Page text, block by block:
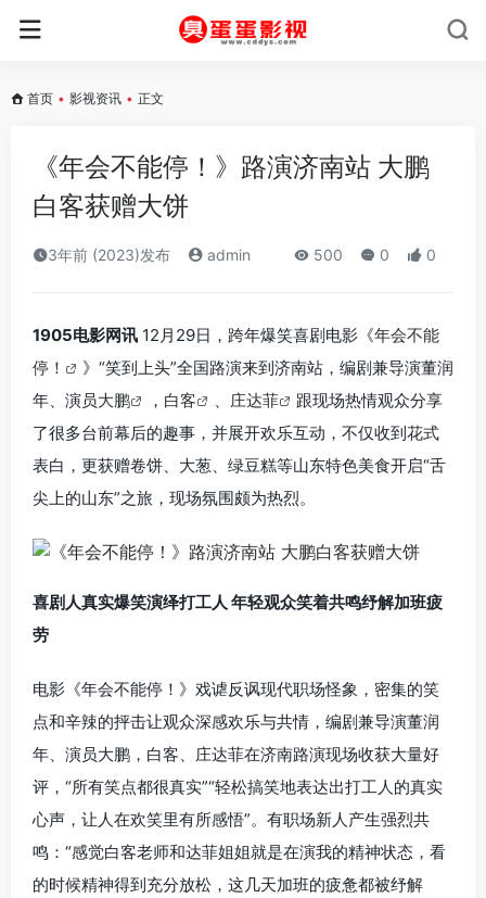
首页 • 影视资讯 • 正文
《年会不能停！》路演济南站 大鹏
白客获赠大饼
3年前 (2023)发布 admin 500 0 0
1905电影网讯 12月29日，跨年爆笑喜剧电影《年会不能
停！
》“笑到上头”全国路演来到济南站，编剧兼导演董润
年、演员大鹏 ， 白客 、 庄达菲
跟现场热情观众分享
了很多台前幕后的趣事，并展开欢乐互动，不仅收到花式
表白，更获赠卷饼、大葱、绿豆糕等山东特色美食开启“舌
尖上的山东”之旅，现场氛围颇为热烈。
喜剧人真实爆笑演绎打工人 年轻观众笑着共鸣纾解加班疲
劳
电影《年会不能停！》戏谑反讽现代职场怪象，密集的笑
点和辛辣的抨击让观众深感欢乐与共情，编剧兼导演董润
年、演员大鹏，白客、庄达菲在济南路演现场收获大量好
评，“所有笑点都很真实”“轻松搞笑地表达出打工人的真实
心声，让人在欢笑里有所感悟”。有职场新人产生强烈共
鸣：“感觉白客老师和达菲姐姐就是在演我的精神状态，看
的时候精神得到充分放松，这几天加班的疲惫都被纾解